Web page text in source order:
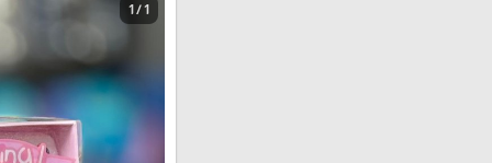
1 / 1